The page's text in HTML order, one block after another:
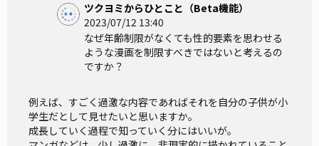
ツクヨミからひとこと（Beta機能）
2023/07/12 13:40
なぜ年齢制限がなくても性的要素を思わせる
ような漫画を制限すべきではないと考えるの
ですか？
例えば、すごく過激な内容であればそれを自分の子供が小
学生だとして見せたいと思いますか。
成長していく過程で知っていく分にはいいが。